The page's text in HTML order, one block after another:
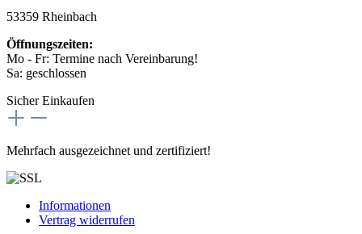
53359 Rheinbach
Öffnungszeiten:
Mo - Fr: Termine nach Vereinbarung!
Sa: geschlossen
Sicher Einkaufen
Mehrfach ausgezeichnet und zertifiziert!
Informationen
Vertrag widerrufen